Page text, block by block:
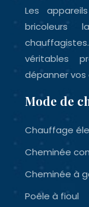
Les
bricoleurs
véritables
dépanner vos
Mode de
Chauffage
Cheminée
Cheminée à
Poêle à fioul